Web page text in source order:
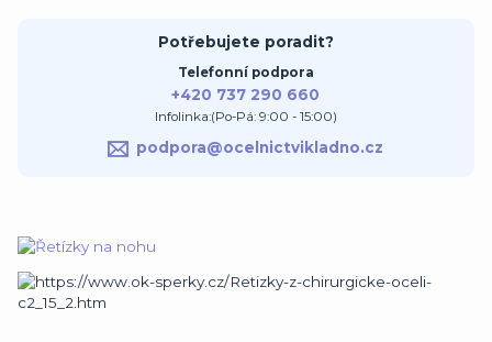
Potřebujete poradit?
Telefonní podpora
+420 737 290 660
Infolinka:(Po-Pá: 9:00 - 15:00)
podpora@ocelnictvikladno.cz